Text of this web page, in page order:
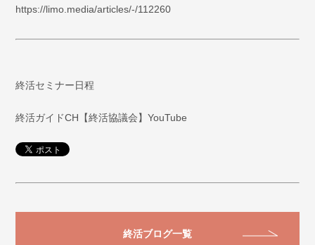
https://limo.media/articles/-/112260
終活セミナー日程
終活ガイドCH【終活協議会】YouTube
終活ブログ一覧